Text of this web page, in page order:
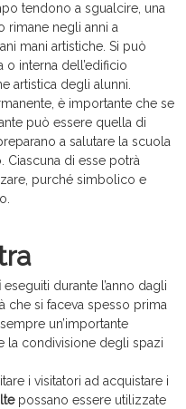
tendono a sgualcire, una
rimane negli anni a
mani artistiche. Si può
o interna dell’edificio
artistica degli alunni.
è importante che se
può essere quella di
a salutare la scuola
Ciascuna di esse potrà
purché simbolico e
eseguiti durante l’anno dagli
che si faceva spesso prima
un’importante
la condivisione degli spazi
i visitatori ad acquistare i
possano essere utilizzate